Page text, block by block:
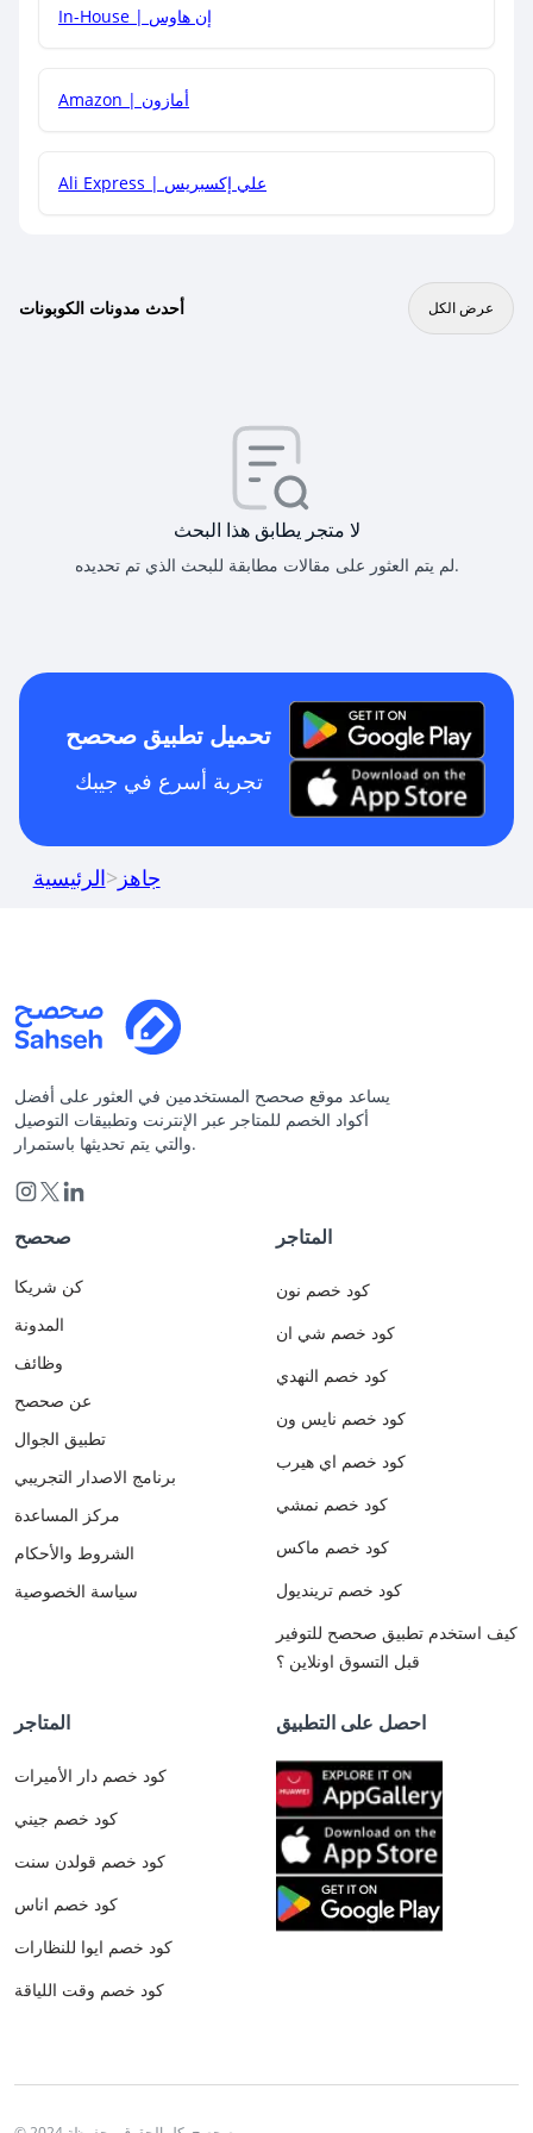
In-House | إن هاوس
Amazon | أمازون
Ali Express | علي إكسبريس
أحدث مدونات الكوبونات عرض الكل
لا متجر يطابق هذا البحث
لم يتم العثور على مقالات مطابقة للبحث الذي تم تحديده.
تحميل تطبيق صحصح
تجربة أسرع في جيبك
الرئيسية> جاهز
يساعد موقع صحصح المستخدمين في العثور على أفضل
أكواد الخصم للمتاجر عبر الإنترنت وتطبيقات التوصيل
والتي يتم تحديثها باستمرار.
صحصح
كن شريكا
المدونة
وظائف
عن صحصح
تطبيق الجوال
برنامج الاصدار التجريبي
مركز المساعدة
الشروط والأحكام
سياسة الخصوصية
المتاجر
كود خصم نون
كود خصم شي ان
كود خصم النهدي
كود خصم نايس ون
كود خصم اي هيرب
كود خصم نمشي
كود خصم ماكس
كود خصم ترينديول
كيف استخدم تطبيق صحصح للتوفير
قبل التسوق اونلاين ؟
المتاجر
كود خصم دار الأميرات
كود خصم جيني
كود خصم قولدن سنت
كود خصم اناس
كود خصم ايوا للنظارات
كود خصم وقت اللياقة
احصل على التطبيق